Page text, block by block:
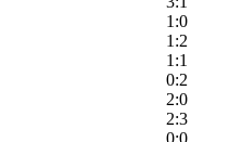
1:0
1:2
1:1
0:2
2:0
2:3